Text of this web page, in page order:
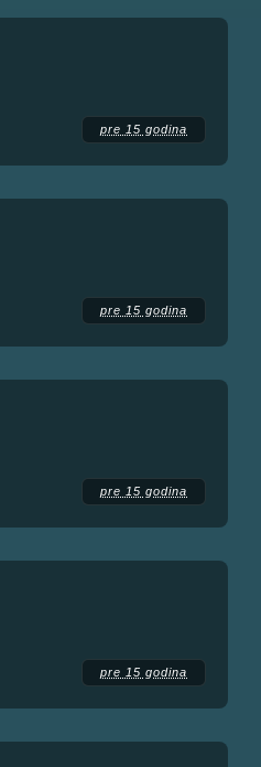
pre 15 godina
pre 15 godina
pre 15 godina
pre 15 godina